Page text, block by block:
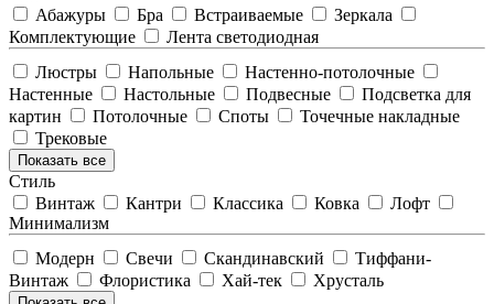
Абажуры
Бра Встраиваемые
Зеркала
Комплектующие
Лента светодиодная
Люстры
Напольные
Настенно-потолочные
Настенные
Настольные Подвесные
Подсветка для
картин
Потолочные Споты
Точечные накладные
Трековые
Показать все
Стиль
Винтаж
Кантри Классика Ковка
Лофт
Минимализм
Модерн
Свечи Скандинавский
Тиффани-
Винтаж
Флористика Хай-тек Хрусталь